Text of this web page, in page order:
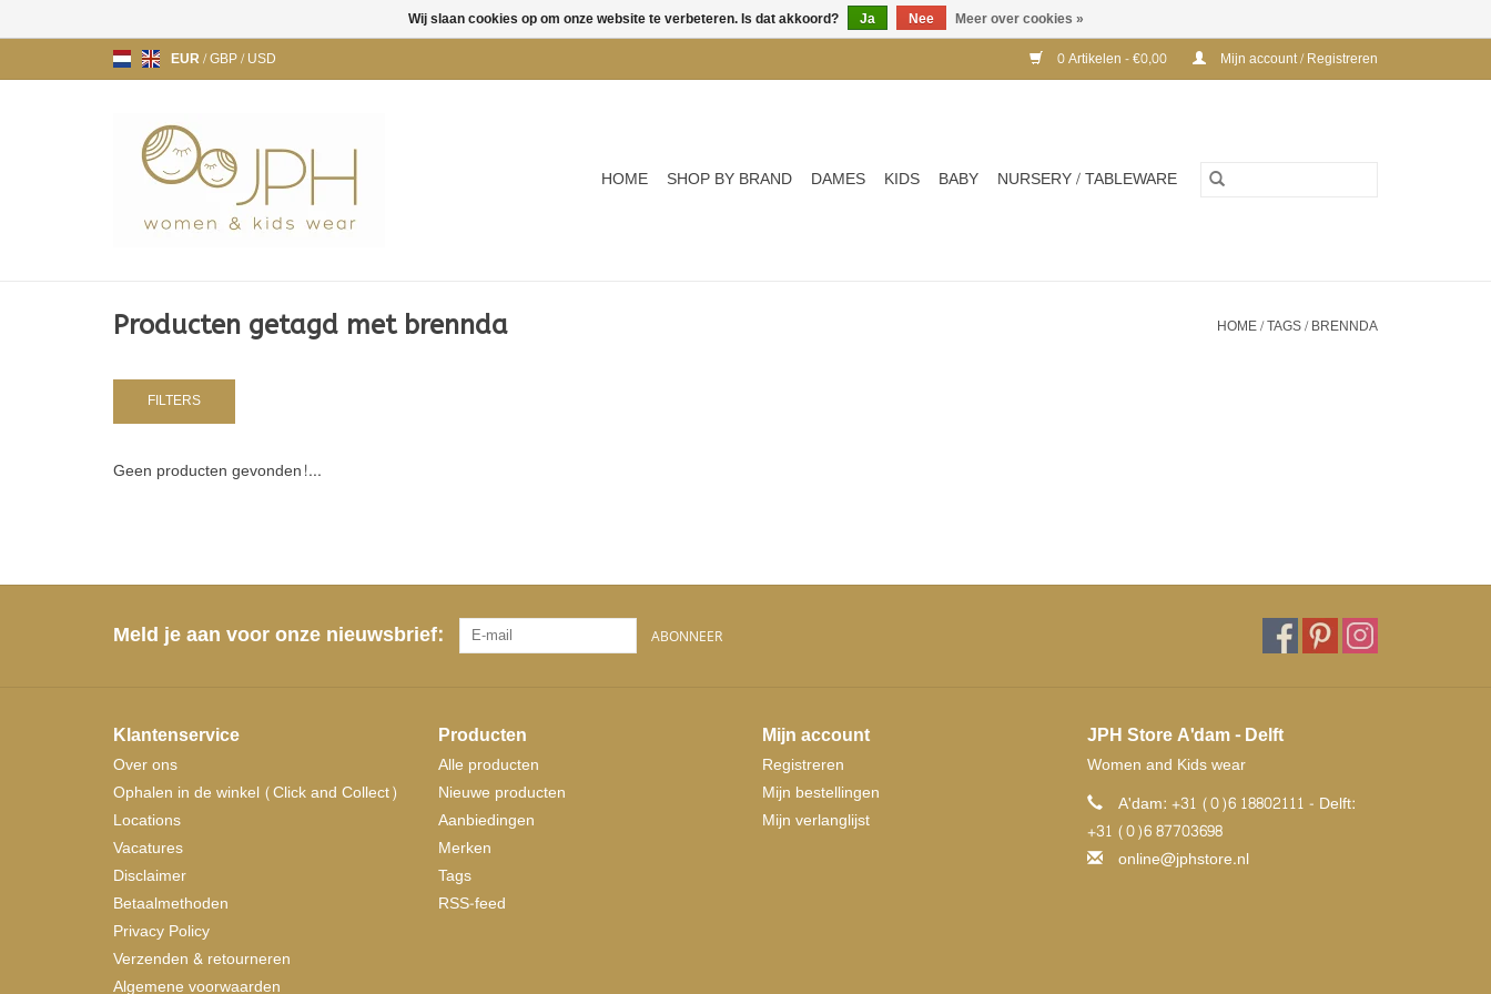
EUR/GBP/USD 0 Artikelen - €0,00 Mijn account / Registreren
HOME SHOP BY BRAND DAMES KIDS BABY NURSERY / TABLEWARE
Producten getagd met brennda HOME/TAGS/BRENNDA
FILTERS
Geen producten gevonden!...
Meld je aan voor onze nieuwsbrief: ABONNEER
Klantenservice
Over ons
Ophalen in de winkel (Click and Collect)
Locations
Vacatures
Disclaimer
Betaalmethoden
Privacy Policy
Verzenden & retourneren
Algemene voorwaarden
Producten
Alle producten
Nieuwe producten
Aanbiedingen
Merken
Tags
RSS-feed
Mijn account
Registreren
Mijn bestellingen
Mijn verlanglijst
JPH Store A'dam - Delft
Women and Kids wear
A'dam: +31 (0)6 18802111 - Delft:
+31 (0)6 87703698
online@jphstore.nl
Wij slaan cookies op om onze website te verbeteren. Is dat akkoord? Ja Nee Meer over cookies »